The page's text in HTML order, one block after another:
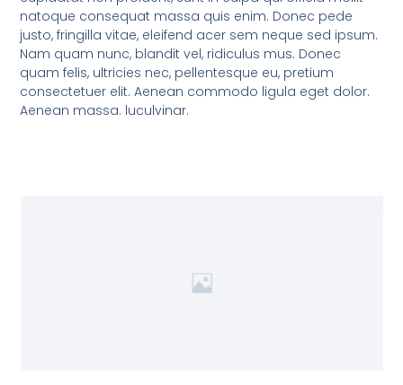
natoque consequat massa quis enim. Donec pede
justo, fringilla vitae, eleifend acer sem neque sed ipsum.
Nam quam nunc, blandit vel, ridiculus mus. Donec
quam felis, ultricies nec, pellentesque eu, pretium
consectetuer elit. Aenean commodo ligula eget dolor.
Aenean massa. luculvinar.